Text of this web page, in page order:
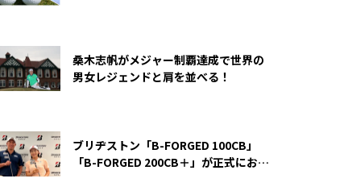
桑木志帆がメジャー制覇達成で世界の
男女レジェンドと肩を並べる！
ブリヂストン「B-FORGED 100CB」
「B-FORGED 200CB＋」が正式にお披